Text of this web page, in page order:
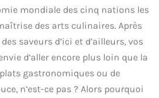
mondiale des cinq nations les
des arts culinaires. Après
saveurs d’ici et d’ailleurs, vos
d’aller encore plus loin que la
gastronomiques ou de
n’est-ce pas ? Alors pourquoi